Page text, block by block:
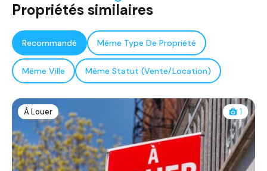
Propriétés similaires
Recommandé Même Type De Propriété
Même Ville Même Statut (Vente/Location)
À Louer 1